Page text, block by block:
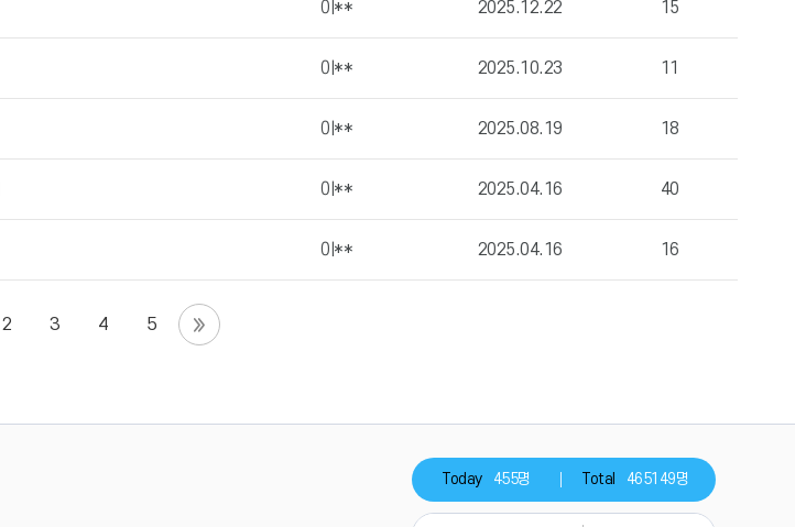
이** 2025.12.22 15
이** 2025.10.23 11
이** 2025.08.19 18
이** 2025.04.16 40
이** 2025.04.16 16
2 3 4 5
Today 455명 Total 465149명